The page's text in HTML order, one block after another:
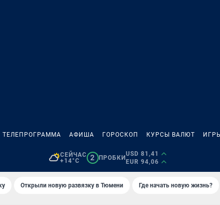
ТЕЛЕПРОГРАММА АФИША ГОРОСКОП КУРСЫ ВАЛЮТ
СЕЙЧАС
+14°C
2 ПРОБКИ
USD 81,41
EUR 94,06
Открыли новую развязку в Тюмени Где начать новую жизнь?